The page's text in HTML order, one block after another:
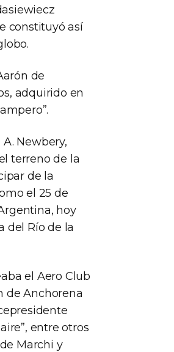
constituyó así
de
adquirido en
Newbery,
terreno de la
de la
el 25 de
hoy
del Río de la
el Aero Club
de Anchorena
entre otros
Marchi y